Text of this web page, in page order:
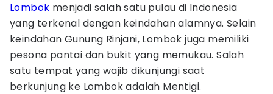
Lombok menjadi salah satu pulau di Indonesia
yang terkenal dengan keindahan alamnya. Selain
keindahan Gunung Rinjani, Lombok juga memiliki
pesona pantai dan bukit yang memukau. Salah
satu tempat yang wajib dikunjungi saat
berkunjung ke Lombok adalah Mentigi.